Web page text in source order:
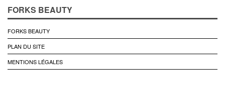
FORKS BEAUTY
FORKS BEAUTY
PLAN DU SITE
MENTIONS LÉGALES